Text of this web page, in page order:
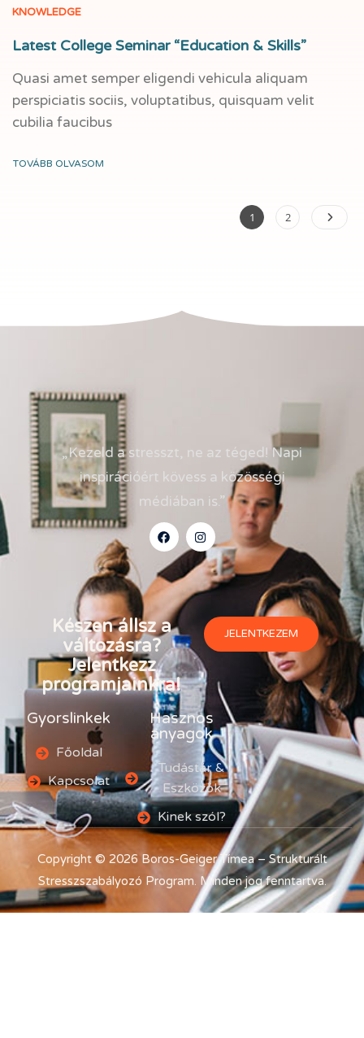
KNOWLEDGE
Latest College Seminar “Education & Skills”
Quasi amet semper eligendi vehicula aliquam
perspiciatis sociis, voluptatibus, quisquam velit
cubilia faucibus
TOVÁBB OLVASOM
1 2
„Kezeld a stresszt, ne az téged! Napi
inspirációért kövess a közösségi
médiában is.”
Készen állsz a
változásra?
Jelentkezz
programjainkra!
JELENTKEZEM
Gyorslinkek
Főoldal
Kapcsolat
Hasznos
anyagok
Tudástár &
Eszközök​
Kinek szól?
Copyright © 2026 Boros-Geiger Tímea –Strukturált
Stresszszabályozó Program. Minden jog fenntartva.